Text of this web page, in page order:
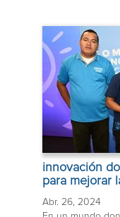
innovación
para mejorar
Abr. 26, 2024